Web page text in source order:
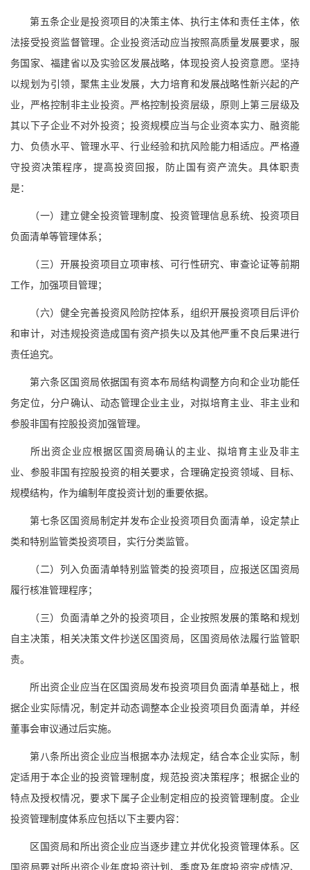
第五条企业是投资项目的决策主体、执行主体和责任主体，依
法接受投资监督管理。企业投资活动应当按照高质量发展要求，服
务国家、福建省以及实验区发展战略，体现投资人投资意愿。坚持
以规划为引领，聚焦主业发展，大力培育和发展战略性新兴起的产
业，严格控制非主业投资。严格控制投资层级，原则上第三层级及
其以下子企业不对外投资；投资规模应当与企业资本实力、融资能
力、负债水平、管理水平、行业经验和抗风险能力相适应。严格遵
守投资决策程序，提高投资回报，防止国有资产流失。具体职责
是：
（一）建立健全投资管理制度、投资管理信息系统、投资项目
负面清单等管理体系；
（三）开展投资项目立项审核、可行性研究、审查论证等前期
工作，加强项目管理；
（六）健全完善投资风险防控体系，组织开展投资项目后评价
和审计，对违规投资造成国有资产损失以及其他严重不良后果进行
责任追究。
第六条区国资局依据国有资本布局结构调整方向和企业功能任
务定位，分户确认、动态管理企业主业，对拟培育主业、非主业和
参股非国有控股投资加强管理。
所出资企业应根据区国资局确认的主业、拟培育主业及非主
业、参股非国有控股投资的相关要求，合理确定投资领域、目标、
规模结构，作为编制年度投资计划的重要依据。
第七条区国资局制定并发布企业投资项目负面清单，设定禁止
类和特别监管类投资项目，实行分类监管。
（二）列入负面清单特别监管类的投资项目，应报送区国资局
履行核准管理程序；
（三）负面清单之外的投资项目，企业按照发展的策略和规划
自主决策，相关决策文件抄送区国资局，区国资局依法履行监管职
责。
所出资企业应当在区国资局发布投资项目负面清单基础上，根
据企业实际情况，制定并动态调整本企业投资项目负面清单，并经
董事会审议通过后实施。
第八条所出资企业应当根据本办法规定，结合本企业实际，制
定适用于本企业的投资管理制度，规范投资决策程序；根据企业的
特点及授权情况，要求下属子企业制定相应的投资管理制度。企业
投资管理制度体系应包括以下主要内容：
区国资局和所出资企业应当逐步建立并优化投资管理体系。区
国资局要对所出资企业年度投资计划、季度及年度投资完成情况、